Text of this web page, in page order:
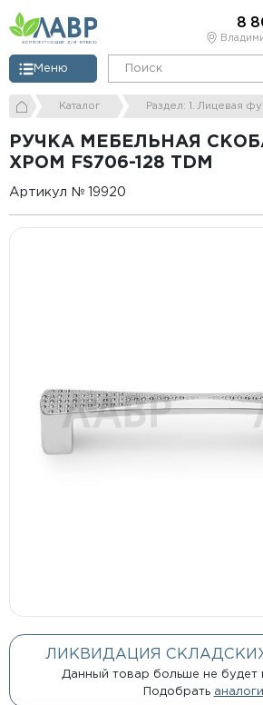
Меню
8
Каталог Раздел: 1. Лицевая
РУЧКА МЕБЕЛЬНАЯ
ХРОМ FS706-128 ТDM
Артикул № 19920
ЛИКВИДАЦИЯ
Данный товар больше не будет
Подобрать аналоги